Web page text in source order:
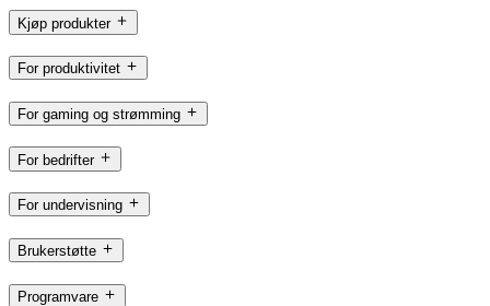
Kjøp produkter
For produktivitet
For gaming og strømming
For bedrifter
For undervisning
Brukerstøtte
Programvare